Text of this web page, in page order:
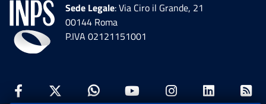
Sede Legale: Via Ciro il Grande, 21
00144 Roma
P.IVA 02121151001
Facebook: Apre una nuova finestra
Twitter: Apre una nuova finestra
Whatsapp: Apre una nuova
Youtube: Apre una
Instagram: